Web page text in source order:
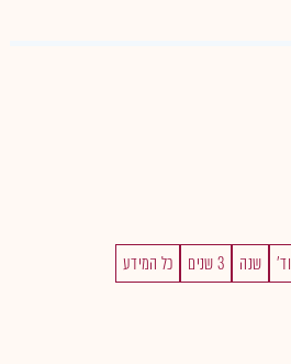
שנה 3 שנים כל המידע